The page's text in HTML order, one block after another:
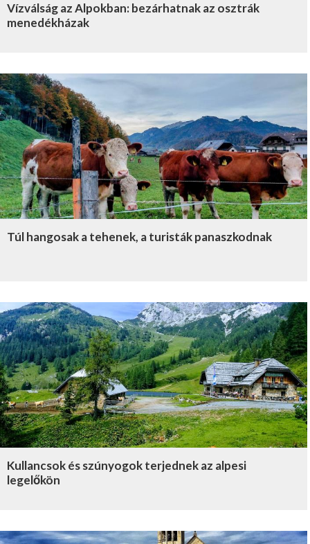
Vízválság az Alpokban: bezárhatnak az osztrák
menedékházak
Túl hangosak a tehenek, a turisták panaszkodnak
Kullancsok és szúnyogok terjednek az alpesi
legelőkön